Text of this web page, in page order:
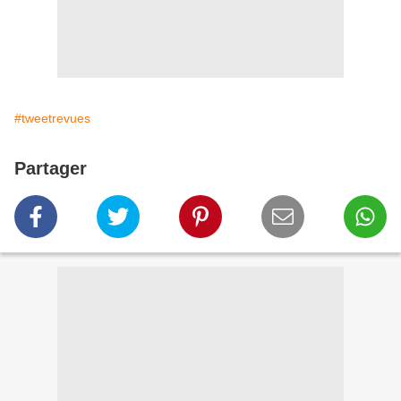
#tweetrevues
Partager